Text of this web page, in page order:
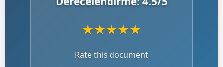
★★★★★
Rate this document